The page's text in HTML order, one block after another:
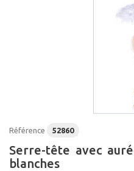
Référence 52860
Serre-tête avec
blanches